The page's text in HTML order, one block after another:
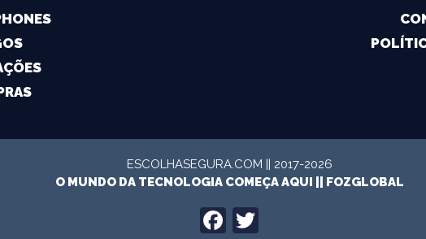
ESCOLHASEGURA.COM || 2017-2026
O MUNDO DA TECNOLOGIA COMEÇA AQUI || FOZGLOBAL
FACEBOOK